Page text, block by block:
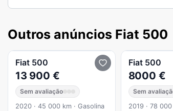
Outros anúncios Fiat 500
Fiat 500
13 900 €
Sem avaliação
2020 · 45 000 km · Gasolina
Fiat 500
8000 €
Sem
2019 · 78 000